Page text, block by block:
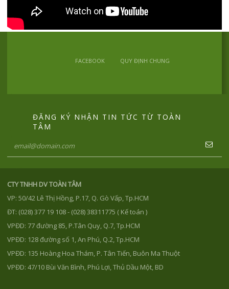
FACEBOOK QUY ĐỊNH CHUNG
ĐĂNG KÝ NHẬN TIN TỨC TỪ TOÀN
TÂM
CTY TNHH DV TOÀN TÂM
VP: 50/42 Lê Thị Hồng, P.17, Q. Gò Vấp, Tp.HCM
ĐT: (028) 377 19 108 - (028) 38311775 ( Kế toán )
VPĐD: 77 đường 85, P.Tân Quy, Q.7, Tp.HCM
VPĐD: 128 đường số 1, An Phú, Q.2, Tp.HCM
VPĐD: 135 Hoàng Hoa Thám, P. Tân Tiến, Buôn Ma Thuột
VPĐD: 47/10 Bùi Văn Bình, Phú Lợi, Thủ Dầu Một, BD